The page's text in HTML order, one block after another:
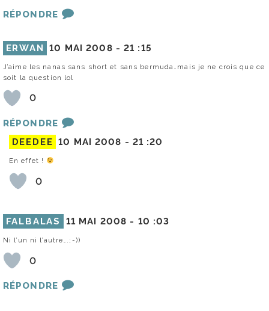
RÉPONDRE
ERWAN 10 MAI 2008 -21 :15
J’aime les nanas sans short et sans bermuda…mais je ne crois que ce
soit la question lol
0
RÉPONDRE
DEEDEE 10 MAI 2008 - 21 :20
En effet !
0
FALBALAS 11 MAI 2008 - 10 :03
Ni l’un ni l’autre….;-))
0
RÉPONDRE